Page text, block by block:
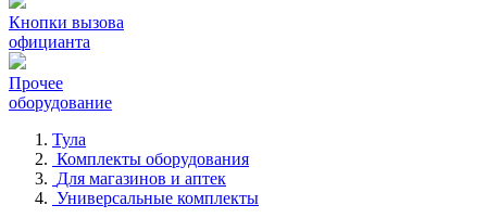
Кнопки вызова
официанта
Прочее
оборудование
Тула
Комплекты оборудования
Для магазинов и аптек
Универсальные комплекты